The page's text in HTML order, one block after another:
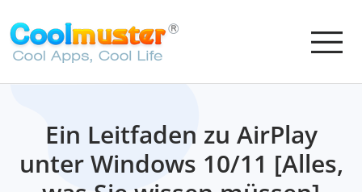
Ein Leitfaden zu AirPlay
unter Windows 10/11 [Alles,